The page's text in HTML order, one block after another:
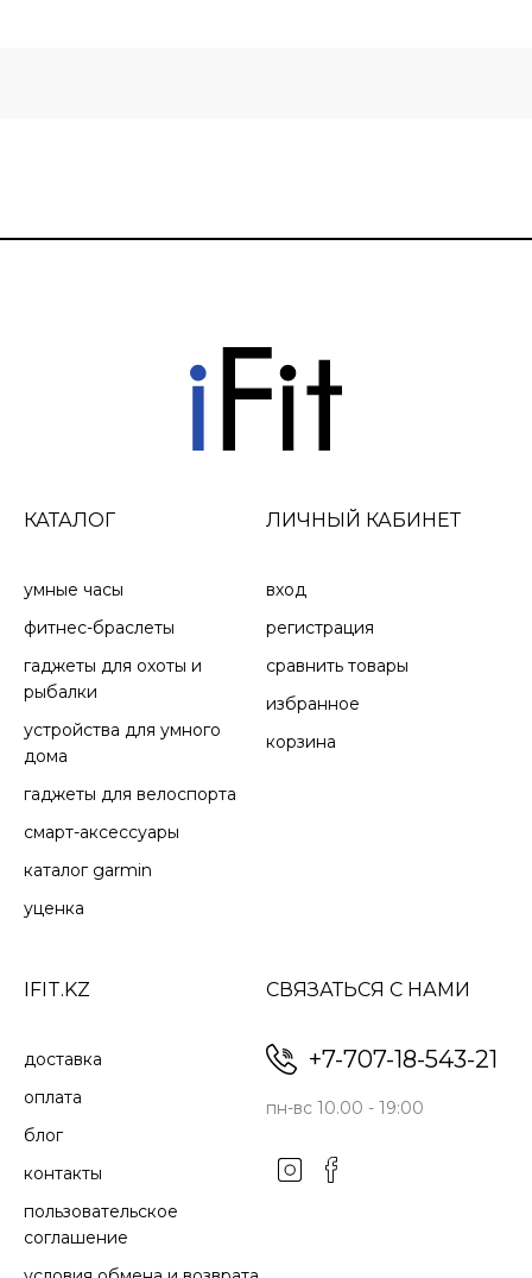
СПОРТИВНЫХ ПРИЛОЖЕНИЙ В ПОМЕЩЕНИИ
СЕНСОРНЫЙ ЭКРАН И КНОПКИ
МУЗЫКА НА ВАШЕМ ЗАПЯСТЬЕ
с GPS-приемником предоставляют основные
функции, необходимые для перехода на новый
уровень бега, включая GPS, темп, расстояние
КАТАЛОГ
умные часы
фитнес-браслеты
гаджеты для охоты и
рыбалки
устройства для умного
дома
гаджеты для велоспорта
смарт-аксессуары
каталог garmin
уценка
IFIT.KZ
доставка
оплата
блог
контакты
пользовательское
соглашение
ЛИЧНЫЙ КАБИНЕТ
вход
регистрация
сравнить товары
избранное
корзина
СВЯЗАТЬСЯ С НАМИ
+7-707-18-543-21
пн-вс 10.00 - 19:00